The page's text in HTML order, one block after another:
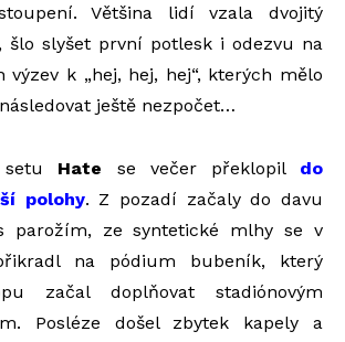
Většina lidí vzala dvojitý
šlo slyšet první potlesk i odezvu na
výzev k „hej, hej, hej“, kterých mělo
ještě nezpočet…
setu Hate se večer překlopil do
polohy. Z pozadí začaly do davu
parožím, ze syntetické mlhy se v
na pódium bubeník, který
začal doplňovat stadiónovým
Posléze došel zbytek kapely a